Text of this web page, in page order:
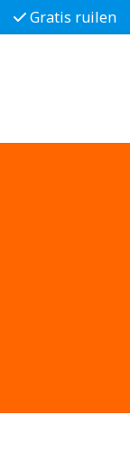
Gratis ruilen